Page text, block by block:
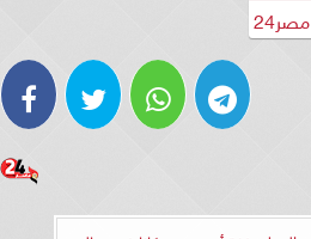
مصر24